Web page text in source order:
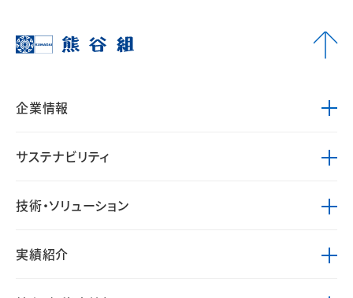
企業情報
サステナビリティ
技術・ソリューション
実績紹介